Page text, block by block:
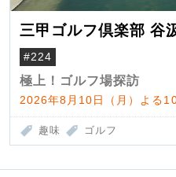
三甲ゴルフ倶楽部 谷
#224
極上！ゴルフ場探訪
2026年8月10日（月）よる
趣味 ゴルフ